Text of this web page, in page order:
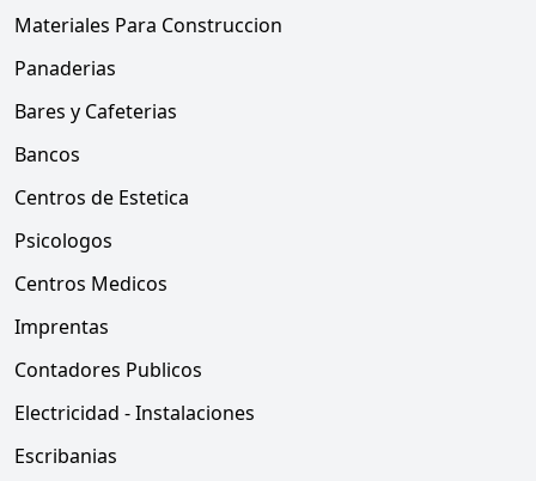
Materiales Para Construccion
Panaderias
Bares y Cafeterias
Bancos
Centros de Estetica
Psicologos
Centros Medicos
Imprentas
Contadores Publicos
Electricidad - Instalaciones
Escribanias